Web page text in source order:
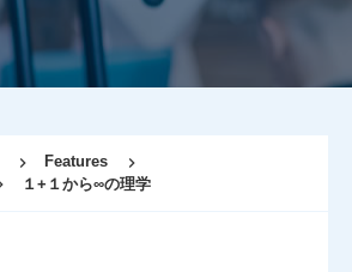
Features
１+１から∞の理学